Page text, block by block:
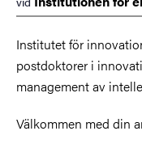
Institutet för
postdoktorer i
management av
Välkommen med din